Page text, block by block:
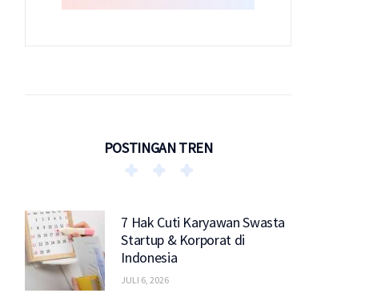
POSTINGAN TREN
7 Hak Cuti Karyawan Swasta
Startup & Korporat di
Indonesia
JULI 6, 2026